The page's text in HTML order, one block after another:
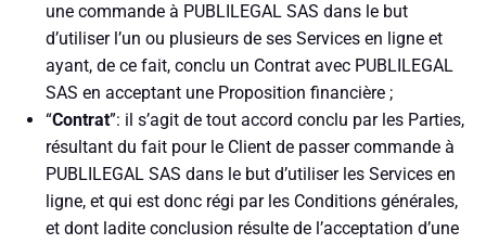
une commande à PUBLILEGAL SAS dans le but
d’utiliser l’un ou plusieurs de ses Services en ligne et
ayant, de ce fait, conclu un Contrat avec PUBLILEGAL
SAS en acceptant une Proposition financière ;
“Contrat”: il s’agit de tout accord conclu par les Parties,
résultant du fait pour le Client de passer commande à
PUBLILEGAL SAS dans le but d’utiliser les Services en
ligne, et qui est donc régi par les Conditions générales,
et dont ladite conclusion résulte de l’acceptation d’une